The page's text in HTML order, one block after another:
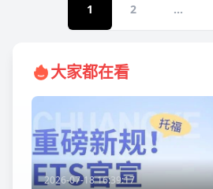
1 2 ...
大家都在看
2026-07-18 16:39:17